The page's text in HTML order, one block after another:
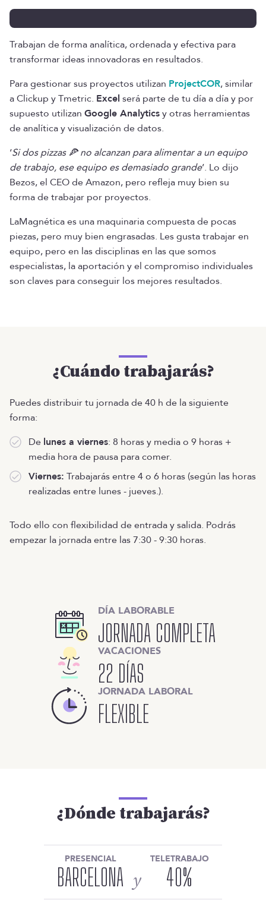
Trabajan de forma analítica, ordenada y efectiva para
transformar ideas innovadoras en resultados.
Para gestionar sus proyectos utilizan ProjectCOR, similar
a Clickup y Tmetric. Excel será parte de tu día a día y por
supuesto utilizan Google Analyticsy otras herramientas
de analítica y visualización de datos.
‘Si dos pizzas 🍕 no alcanzan para alimentar a un equipo
de trabajo, ese equipo es demasiado grande’. Lo dijo
Bezos, el CEO de Amazon, pero refleja muy bien su
forma de trabajar por proyectos.
LaMagnética es una maquinaria compuesta de pocas
piezas, pero muy bien engrasadas. Les gusta trabajar en
equipo, pero en las disciplinas en las que somos
especialistas, la aportación y el compromiso individuales
son claves para conseguir los mejores resultados.
¿Cuándo trabajarás?
Puedes distribuir tu jornada de 40 h de la siguiente
forma:
De lunes a viernes: 8 horas y media o 9 horas +
media hora de pausa para comer.
Viernes: Trabajarás entre 4 o 6 horas (según las horas
realizadas entre lunes - jueves.).
Todo ello con flexibilidad de entrada y salida. Podrás
empezar la jornada entre las 7:30 - 9:30 horas.
DÍA LABORABLE
JORNADA COMPLETA
VACACIONES
22 DÍAS
JORNADA LABORAL
FLEXIBLE
¿Dónde trabajarás?
PRESENCIAL
BARCELONA y
TELETRABAJO
40%